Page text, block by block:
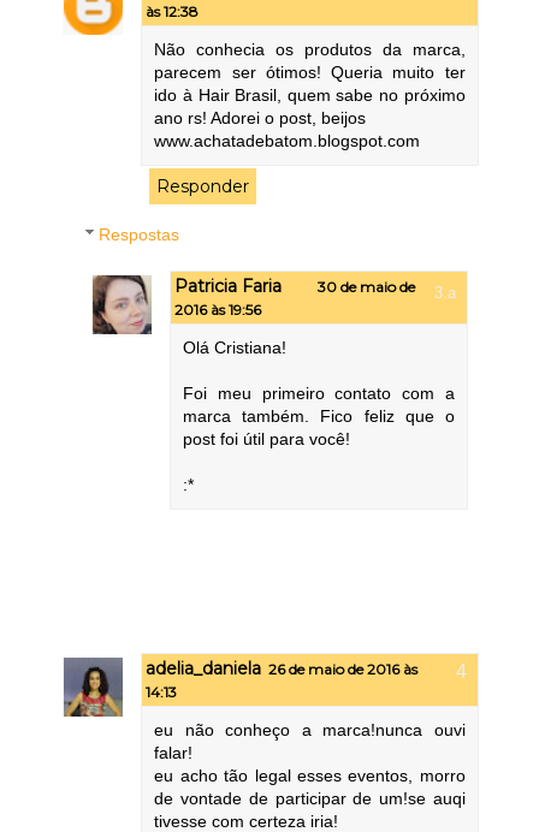
às 12:38
Não conhecia os produtos da marca,
parecem ser ótimos! Queria muito ter
ido à Hair Brasil, quem sabe no próximo
ano rs! Adorei o post, beijos
www.achatadebatom.blogspot.com
Responder
Respostas
Patricia Faria
30 de maio de
2016 às 19:56
Olá Cristiana!
Foi meu primeiro contato com a
marca também. Fico feliz que o
post foi útil para você!
:*
adelia_daniela 26 de maio de 2016 às
14:13
eu não conheço a marca!nunca ouvi
falar!
eu acho tão legal esses eventos, morro
de vontade de participar de um!se auqi
tivesse com certeza iria!